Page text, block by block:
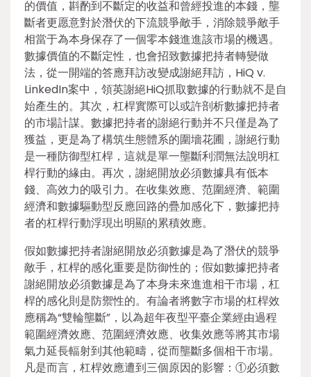
的價值，斟酌到不斷定的收益和曾經投進的本錢，壟
斷者更愿意對於潛伏的下流競爭敵手，消除競爭敵手
相當于為本身保存了一個零本錢進進該市場的機遇。
數據價值的不斷定性，也會招致數據把持者轉變做
法，從一開端的答應拜訪改變成謝絕拜訪，HiQ v.
LinkedIn案中，領英謝絕HiQ抓取數據的行動就不是自
始產生的。其次，杠桿實際可以或許剖析數據把持者
的市場計謀。數據把持者的謝絕行動并不只僅是為了
獲益，更是為了構筑生態體系的圍墻花圃，謝絕行動
是一種防御型杠桿，這就是單一壟斷利潤無法說明杠
桿行動的緣由。再次，謝絕開放必須數據具有低本
錢、高效力的吸引力。在收集效應、范圍經濟、範圍
經濟和數據驅動型反應回路的疊加感化下，數據把持
者的杠桿行動浮現出明顯的累積效應。
假如數據把持者謝絕開放必須數據是為了潛伏的競爭
敵手，杠桿的感化重要是防御性的；假如數據把持者
謝絕開放必須數據是為了本身未來進進相干市場，杠
桿的感化則是防禦性的。有論者將數字市場的杠桿效
應稱為“雙輪壟斷”，以為超年夜型平臺企業經由過程
範圍經濟效應、范圍經濟效應、收集效應等將其市場
氣力延長輻射到其他範疇，從而壟斷多個相干市場。
凡是而言，杠桿效應遭到三個原因的影響：①必須數